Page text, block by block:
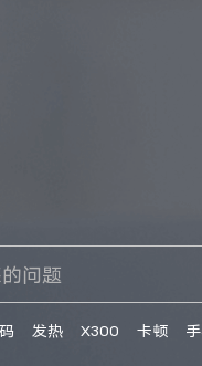
发热 X300 卡顿